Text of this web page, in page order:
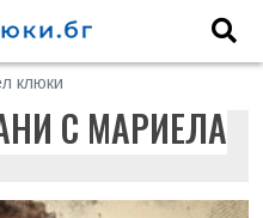
клюки
С МАРИЕЛА